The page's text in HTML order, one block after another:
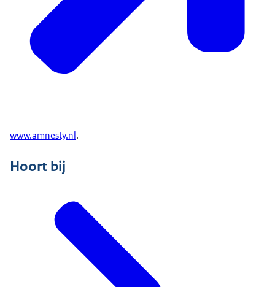
www.amnesty.nl .
Hoort bij